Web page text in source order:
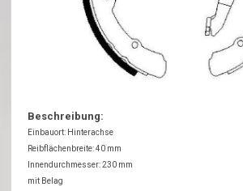
Beschreibung:
Einbauort: Hinterachse
Reibflächenbreite: 40 mm
Innendurchmesser: 230 mm
mit Belag